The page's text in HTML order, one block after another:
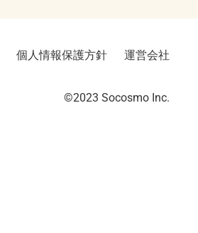
個人情報保護方針 運営会社
©2023︎ Socosmo Inc.